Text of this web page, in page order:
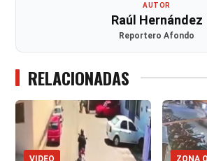
AUTOR
Raúl Hernández
Reportero Afondo
RELACIONADAS
VIDEO ZONA